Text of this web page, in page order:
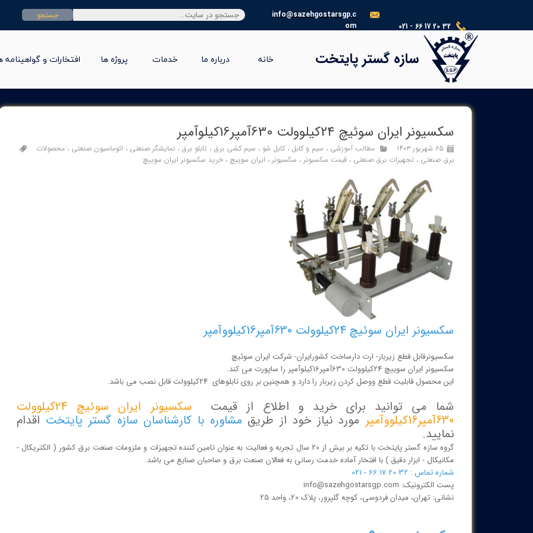
021 - 66 17 20 32
info@sazehgostarsgp.c
om
جستجو
سازه گستر پایتخت
®​​​​​​​
خانه درباره ما خدمات پروژه ها افتخارات و گواهینامه
سکسیونر ایران سوئیچ 24کیلوولت 630آمپر16کیلوآمپر
۲۵ شهریور ۱۴۰۳ مطالب آموزشی ، سیم و کابل ، کابل شو ، سیم کشی برق ، تابلو برق ، نمایشگر صنعتی ، اتوماسیون صنعتی ، محصولات
برق صنعتی ، تجهیزات برق صنعتی ، قیمت سکسیونر ، سکسیونر ، ایران سوییچ ، خرید سکسیونر ایران سوییچ
سکسیونر ایران سوئیچ 24کیلوولت 630آمپر16کیلووآمپر
سکسیونرقابل قطع زیربار- ارت دارساخت کشورایران- شرکت ایران سوئیچ
سکسیونر ایران سوییچ 24کیلوولت 630آمپر16کیلوآمپر را ساپورت می کند.
این محصول قابلیت قطع ووصل کردن زیربار را دارد و همچنین بر روی تابلوهای 24کیلوولت قابل نصب می باشد.
شما می توانید برای خرید و اطلاع از قیمت سکسیونر ایران سوئیچ 24کیلوولت
630آمپر16کیلووآمپر مورد نیاز خود از طریق مشاوره با کارشناسان سازه گستر پایتخت اقدام
نمایید.
گروه سازه گستر پایتخت با تکیه بر بیش از 20 سال تجربه و فعالیت به عنوان تامین کننده تجهیزات و ملزومات صنعت برق کشور ( الکتریکال -
مکانیکال - ابزار دقیق ) با افتخار آماده خدمت رسانی به فعالان صنعت برق و صاحبان صنایع می باشد.
شماره تماس : 32 20 17 66 - 021
پست الکترونیک: info@sazehgostarsgp.com
نشانی: تهران، میدان فردوسی، کوچه گلپرور، پلاک 20، واحد 25